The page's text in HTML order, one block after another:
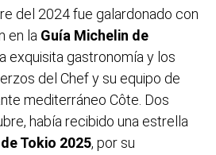
del 2024 fue galardonado con
en la Guía Michelin de
exquisita gastronomía y los
del Chef y su equipo de
mediterráneo Côte. Dos
había recibido una estrella
Tokio 2025, por su